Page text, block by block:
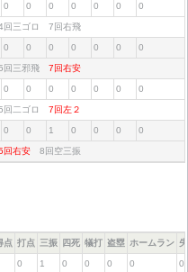
0 0 0 0 0 0 0
回三ゴロ 7回右飛
0 0 0 0 0 0 0
回三邪飛 7回右安
0 0 0 0 0 0 0
回二ゴロ 7回左２
0 0 1 0 0 0 0
回右安 8回空三振
点 打点 三振 四死 犠打 盗塁 ホームラン
0 1 0 0 0 0 0